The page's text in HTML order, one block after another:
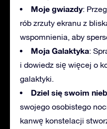
Moje gwiazdy:
rób zrzuty ekranu z
wspomnienia, aby
Moja Galaktyka:
i dowiedz się więcej o
galaktyki.
Dziel się swoim
swojego osobistego
kanwę konstelacji